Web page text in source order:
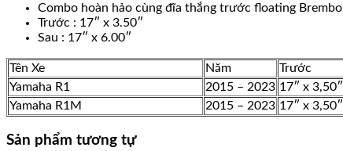
Combo hoàn hảo cùng đĩa thắng trước floating Brembo
Trước : 17″ x 3.50″
Sau : 17″ x 6.00″
Tên Xe Năm Trước
Yamaha R1
2015 – 2023 17″ x 3,50″
Yamaha R1M
2015 – 2023 17″ x 3,50″
Sản phẩm tương tự